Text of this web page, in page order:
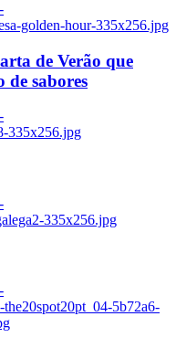
golden-hour-335x256.jpg
de Verão que
de sabores
335x256.jpg
335x256.jpg
5b72a6-